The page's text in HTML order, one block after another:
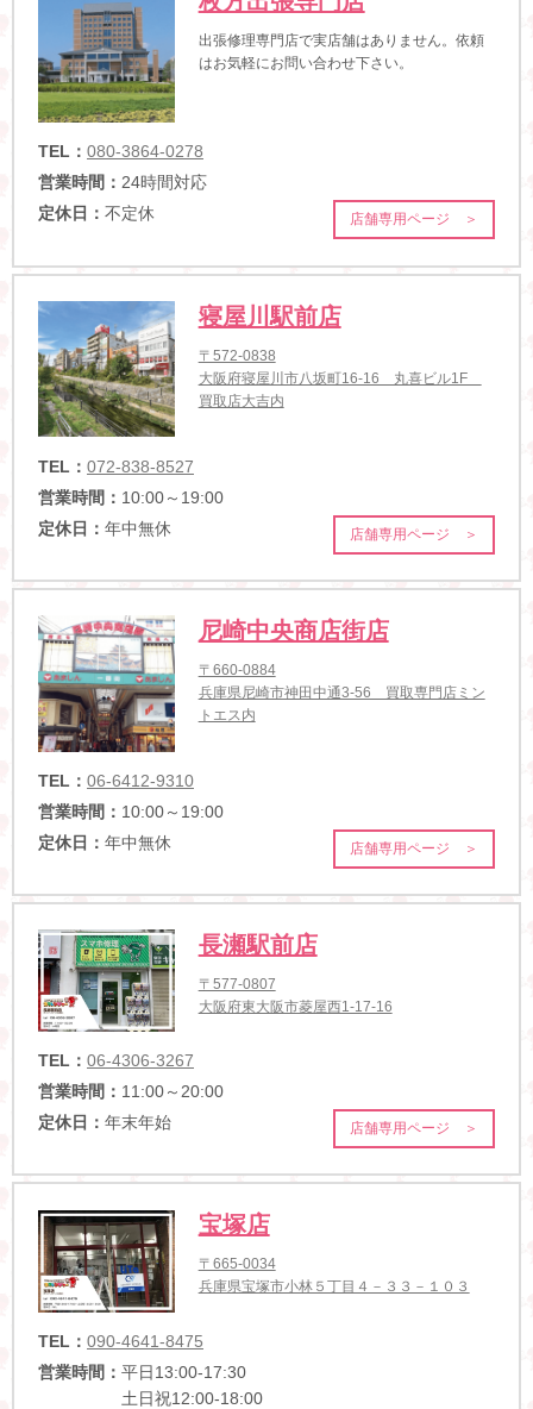
出張修理専門店で実店舗はありません。依頼
はお気軽にお問い合わせ下さい。
TEL： 080-3864-0278
営業時間： 24時間対応
定休日： 不定休 店舗専用ページ ＞
寝屋川駅前店
〒572-0838
大阪府寝屋川市八坂町16-16 丸喜ビル1F
買取店大吉内
TEL： 072-838-8527
営業時間： 10:00～19:00
定休日： 年中無休 店舗専用ページ ＞
尼崎中央商店街店
〒660-0884
兵庫県尼崎市神田中通3-56 買取専門店ミン
トエス内
TEL： 06-6412-9310
営業時間： 10:00～19:00
定休日： 年中無休 店舗専用ページ ＞
長瀬駅前店
〒577-0807
大阪府東大阪市菱屋西1-17-16
TEL： 06-4306-3267
営業時間： 11:00～20:00
定休日： 年末年始 店舗専用ページ ＞
宝塚店
〒665-0034
兵庫県宝塚市小林５丁目４－３３－１０３
TEL： 090-4641-8475
営業時間： 平日13:00-17:30
土日祝12:00-18:00